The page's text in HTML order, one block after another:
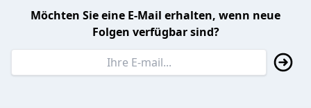
Möchten Sie eine E-Mail erhalten, wenn neue
Folgen verfügbar sind?